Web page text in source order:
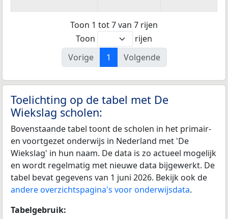
Toon 1 tot 7 van 7 rijen
Toon
rijen
Vorige
1 Volgende
Toelichting op de tabel met De
Wiekslag scholen:
Bovenstaande tabel toont de scholen in het primair-
en voortgezet onderwijs in Nederland met 'De
Wiekslag' in hun naam. De data is zo actueel mogelijk
en wordt regelmatig met nieuwe data bijgewerkt. De
tabel bevat gegevens van 1 juni 2026. Bekijk ook de
andere overzichtspagina's voor onderwijsdata.
Tabelgebruik: